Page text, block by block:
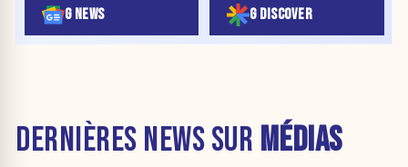
G NEWS G DISCOVER
DERNIÈRES NEWS SUR MÉDIAS